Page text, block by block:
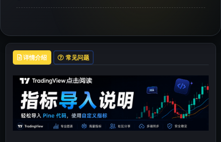
详情介绍 常见问题